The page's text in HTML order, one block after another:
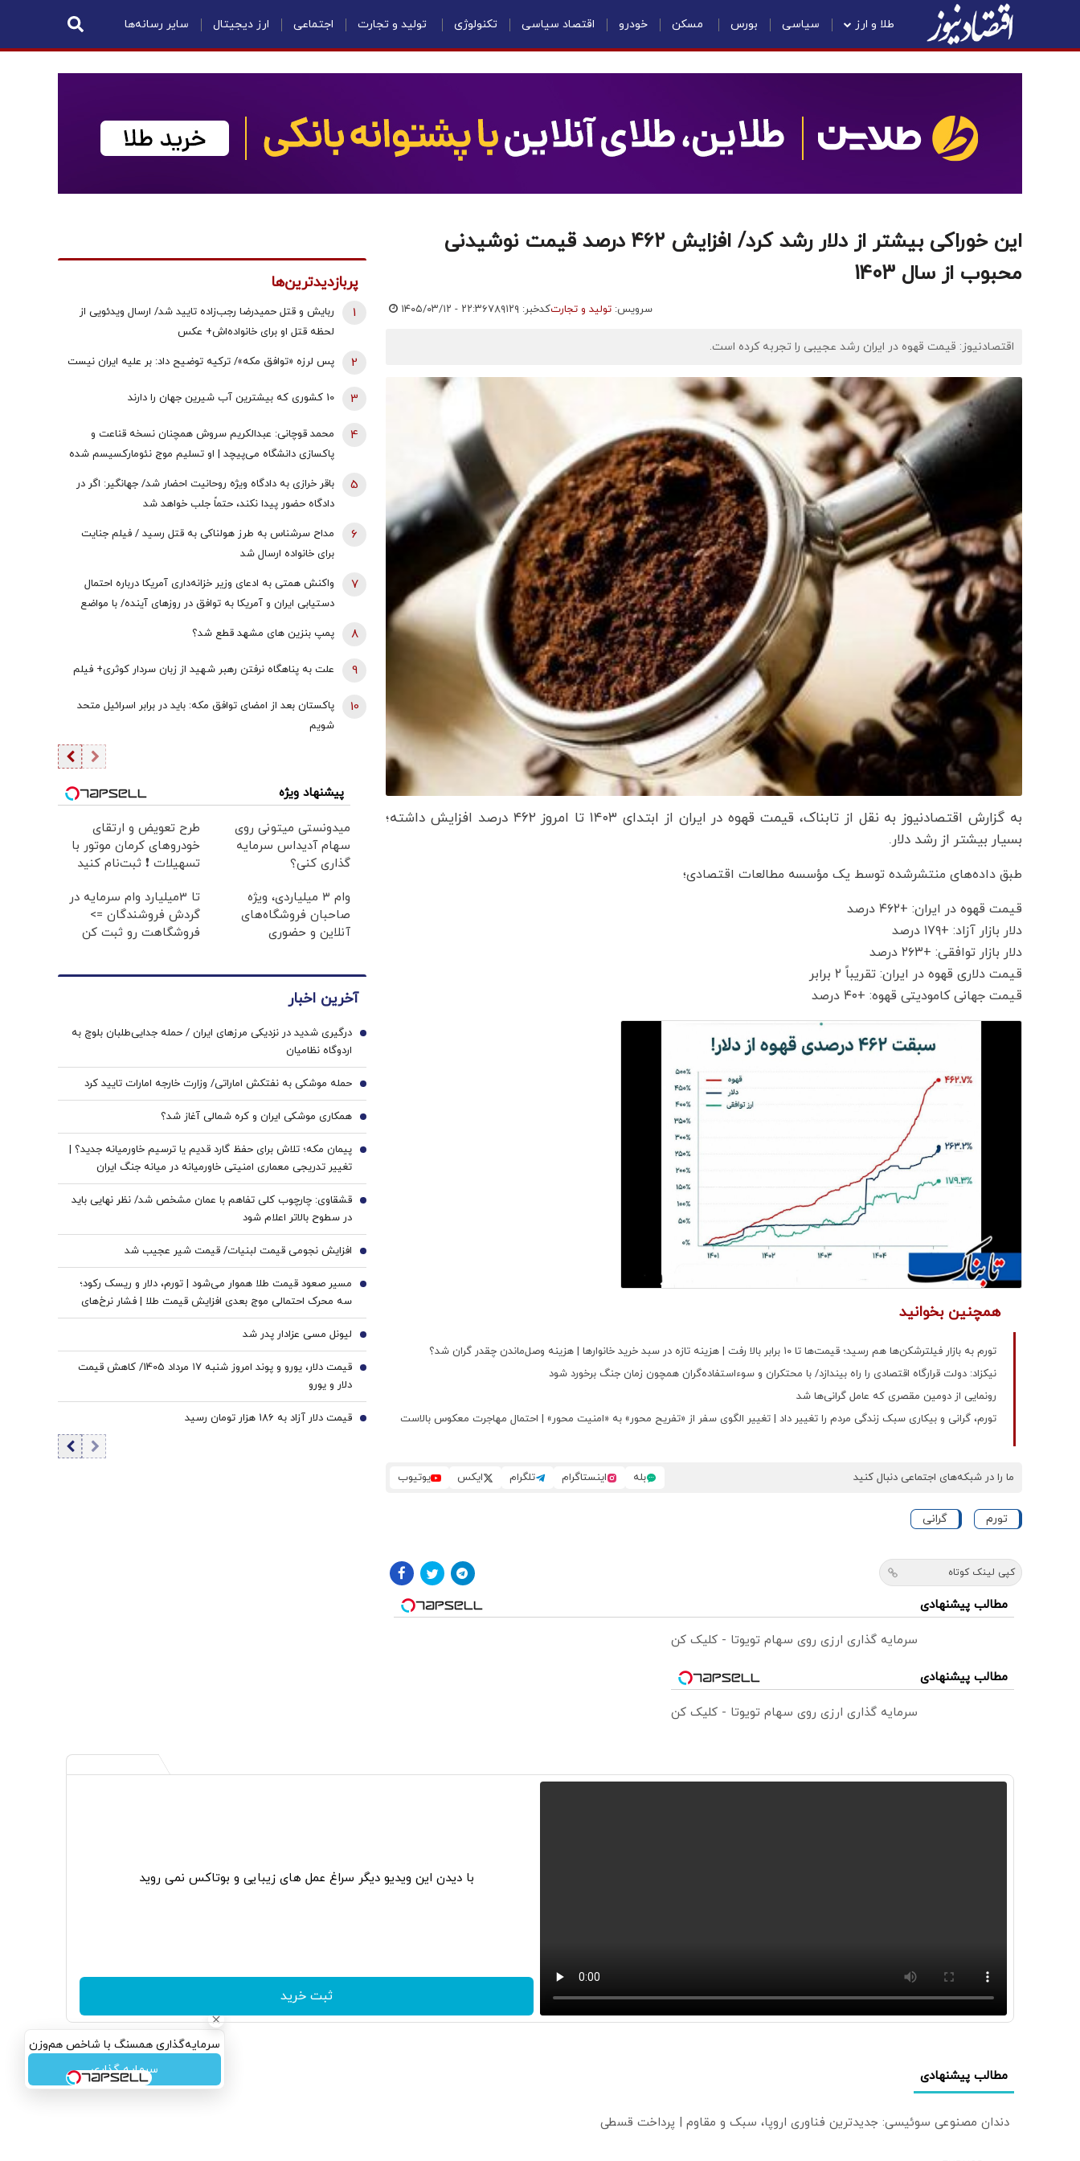
طلا و ارز سیاسی بورس مسکن خودرو اقتصاد سیاسی تکنولوژی تولید و تجارت اجتماعی ارز دیجیتال سایر رسانه‌ها
این خوراکی بیشتر از دلار رشد کرد/ افزایش ۴۶۲ درصد قیمت نوشیدنی
محبوب از سال 1403
سرویس: تولید و تجارتکدخبر: ۷۸۹۱۲۹ ۱۴۰۵/۰۳/۱۲ - ۲۲:۳۶
اقتصادنیوز: قیمت قهوه در ایران رشد عجیبی را تجربه کرده است.
به گزارش اقتصادنیوز به نقل از تابناک
، قیمت قهوه در ایران از ابتدای ۱۴۰۳ تا امروز ۴۶۲ درصد افزایش داشته؛
بسیار بیشتر از رشد دلار.
طبق داده‌های منتشرشده توسط یک مؤسسه مطالعات اقتصادی؛
قیمت قهوه در ایران: +۴۶۲ درصد
دلار بازار آزاد: +۱۷۹ درصد
دلار بازار توافقی: +۲۶۳ درصد
قیمت دلاری قهوه در ایران: تقریباً ۲ برابر
قیمت جهانی کامودیتی قهوه: +۴۰ درصد
همچنین بخوانید
تورم به بازار فیلترشکن‌ها هم رسید؛ قیمت‌ها تا ۱۰ برابر بالا رفت | هزینه تازه در سبد خرید خانوارها | هزینه وصل‌ماندن چقدر گران شد؟
نیکزاد: دولت قرارگاه اقتصادی را راه بیندازد/ با محتکران و سوءاستفاده‌گران همچون زمان جنگ برخورد شود
رونمایی از دومین مقصری که عامل گرانی‌ها شد
تورم، گرانی و بیکاری سبک زندگی مردم را تغییر داد | تغییر الگوی سفر از «تفریح محور» به «امنیت محور» | احتمال مهاجرت معکوس بالاست
ما را در شبکه‌های اجتماعی دنبال کنید بله اینستاگرام تلگرام ایکس یوتیوب
تورم گرانی
کپی لینک کوتاه
مطالب پیشنهادی
سرمایه گذاری ارزی روی سهام تویوتا - کلیک کن
مطالب پیشنهادی
سرمایه گذاری ارزی روی سهام تویوتا - کلیک کن
سرمایه‌گذاری همسنگ با شاخص هم‌وزن
سرمایه گذاری
پربازدیدترین‌ها
ربایش و قتل حمیدرضا رجب‌زاده تایید شد/ ارسال ویدئویی از
لحظه قتل او برای خانواده‌اش+ عکس
1
پس لرزه «توافق مکه»/ ترکیه توضیح داد: بر علیه ایران نیست 2
10 کشوری که بیشترین آب شیرین جهان را دارند 3
محمد قوچانی: عبدالکریم سروش همچنان نسخه قناعت و
پاکسازی دانشگاه می‌پیچد | او تسلیم موج نئومارکسیسم شده
است | سروش به زبان چپ سخن می‌گوید و نظام بازار آزاد
رقابتی را با برچسب کاپیتالیسم توضیح می‌دهد
4
باقر خرازی به دادگاه ویژه روحانیت احضار شد/ جهانگیر: اگر در
دادگاه حضور پیدا نکند، حتماً جلب خواهد شد
5
مداح سرشناس به طرز هولناکی به قتل رسید / فیلم جنایت
برای خانواده ارسال شد
6
واکنش همتی به ادعای وزیر خزانه‌داری آمریکا درباره احتمال
دستیابی ایران و آمریکا به توافق در روز‌های آینده/ با مواضع
7
پمپ بنزین های مشهد قطع شد؟ 8
علت به پناهگاه نرفتن رهبر شهید از زبان سردار کوثری+ فیلم 9
پاکستان بعد از امضای توافق مکه: باید در برابر اسرائیل متحد
شویم
10
پیشنهاد ویژه
میدونستی میتونی روی
سهام آدیداس سرمایه
گذاری کنی؟
طرح تعویض و ارتقای
خودروهای کرمان موتور با
تسهیلات ❗ ثبت‌نام کنید
وام ۳ میلیاردی، ویژه
صاحبان فروشگاه‌های
آنلاین و حضوری
تا 3میلیارد وام سرمایه در
گردش فروشندگان =>
فروشگاهت رو ثبت کن
آخرین اخبار
درگیری شدید در نزدیکی مرز‌های ایران / حمله جدایی‌طلبان بلوچ به
اردوگاه نظامیان
1
حمله موشکی به نفتکش اماراتی/ وزارت خارجه امارات تایید کرد 2
همکاری موشکی ایران و کره شمالی آغاز شد؟ 3
پیمان مکه؛ تلاش برای حفظ گارد قدیم یا ترسیم خاورمیانه جدید؟ |
تغییر تدریجی معماری امنیتی خاورمیانه در میانه جنگ ایران
4
قشقاوی: چارچوب کلی تفاهم با عمان مشخص شد/ نظر نهایی باید
در سطوح بالاتر اعلام شود
5
افزایش نجومی قیمت لبنیات/ قیمت شیر عجیب شد 6
مسیر صعود قیمت طلا هموار می‌شود | تورم، دلار و ریسک رکود؛
سه محرک احتمالی موج بعدی افزایش قیمت طلا | فشار نرخ‌های
بهره در حال پایان است؟
7
لیونل مسی عزادار پدر شد 8
قیمت دلار، یورو و پوند امروز شنبه ۱۷ مرداد 1405/ کاهش قیمت
دلار و یورو
9
قیمت دلار آزاد به 186 هزار تومان رسید 10
با دیدن این ویدیو دیگر سراغ عمل های زیبایی و بوتاکس نمی روید
ثبت خرید
مطالب پیشنهادی
دندان مصنوعی سوئیسی: جدیدترین فناوری اروپا، سبک و مقاوم | پرداخت قسطی